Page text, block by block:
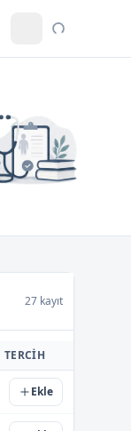
27 kayıt
TERCIH
Ekle